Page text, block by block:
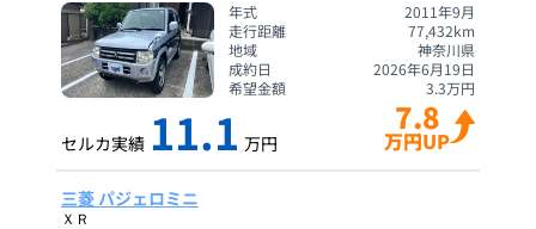
年式
2011年9月
走行距離
77,432km
地域
神奈川県
成約日
2026年6月19日
希望金額
3.3万円
セルカ実績 11.1 万円
7.8
万円UP
三菱 パジェロミニ
ＸＲ